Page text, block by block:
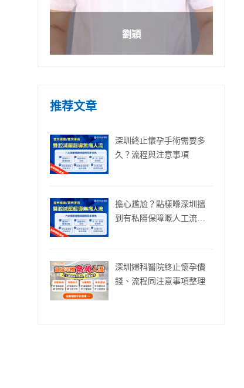
劉穎
推荐文章
深圳終止懷孕手術需要多
久？流程與注意事項
擔心尷尬？點樣喺深圳搵
到有私隱保障嘅人工流產
深圳婦科醫院終止懷孕價
錢、流程同注意事項整理